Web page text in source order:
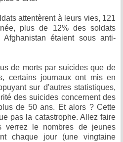
attentèrent à leurs vies, 121
plus de 12% des soldats
étaient sous anti-
de morts par suicides que de
certains journaux ont mis en
sur d'autres statistiques,
des suicides concernent des
de 50 ans. Et alors ? Cette
pas la catastrophe. Allez faire
le nombres de jeunes
chaque jour (une vingtaine